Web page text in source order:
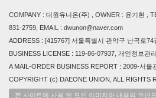
COMPANY : 대원유니온(주) , OWNER : 윤기현 ,
831-2759, EMAIL : dwunon@naver.com
ADDRESS : [415767] 서울특별시 관악구 난곡로74
BUSINESS LICENSE : 119-86-07937, 개인정보관
A MAIL-ORDER BUSINESS REPORT : 2009-서울
COPYRIGHT (c) DAEONE UNION, ALL RIGHTS
본 사이트에 사용 된 모든 이미지와 내용의 무단